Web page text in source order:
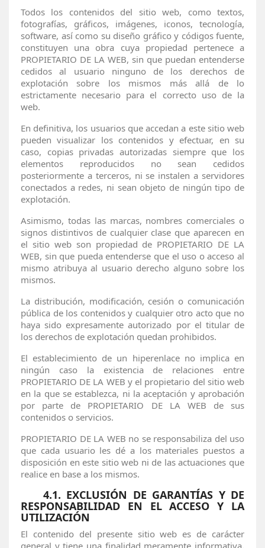
Todos los contenidos del sitio web, como textos,
fotografías, gráficos, imágenes, iconos, tecnología,
software, así como su diseño gráfico y códigos fuente,
constituyen una obra cuya propiedad pertenece a
PROPIETARIO DE LA WEB, sin que puedan entenderse
cedidos al usuario ninguno de los derechos de
explotación sobre los mismos más allá de lo
estrictamente necesario para el correcto uso de la
web.
En definitiva, los usuarios que accedan a este sitio web
pueden visualizar los contenidos y efectuar, en su
caso, copias privadas autorizadas siempre que los
elementos reproducidos no sean cedidos
posteriormente a terceros, ni se instalen a servidores
conectados a redes, ni sean objeto de ningún tipo de
explotación.
Asimismo, todas las marcas, nombres comerciales o
signos distintivos de cualquier clase que aparecen en
el sitio web son propiedad de PROPIETARIO DE LA
WEB, sin que pueda entenderse que el uso o acceso al
mismo atribuya al usuario derecho alguno sobre los
mismos.
La distribución, modificación, cesión o comunicación
pública de los contenidos y cualquier otro acto que no
haya sido expresamente autorizado por el titular de
los derechos de explotación quedan prohibidos.
El establecimiento de un hiperenlace no implica en
ningún caso la existencia de relaciones entre
PROPIETARIO DE LA WEB y el propietario del sitio web
en la que se establezca, ni la aceptación y aprobación
por parte de PROPIETARIO DE LA WEB de sus
contenidos o servicios.
PROPIETARIO DE LA WEB no se responsabiliza del uso
que cada usuario les dé a los materiales puestos a
disposición en este sitio web ni de las actuaciones que
realice en base a los mismos.
4.1. EXCLUSIÓN DE GARANTÍAS Y DE
RESPONSABILIDAD EN EL ACCESO Y LA
UTILIZACIÓN
El contenido del presente sitio web es de carácter
general y tiene una finalidad meramente informativa,